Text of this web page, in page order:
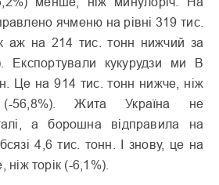
ячменю на рівні 319 тис.
аж на 214 тис. тонн нижчий за
Експортували кукурудзи ми В
Це на 914 тис. тонн нижче, ніж
56,8%). Жита Україна не
а борошна відправила на
4,6 тис. тонн. І знову, це на
торік (-6,1%).